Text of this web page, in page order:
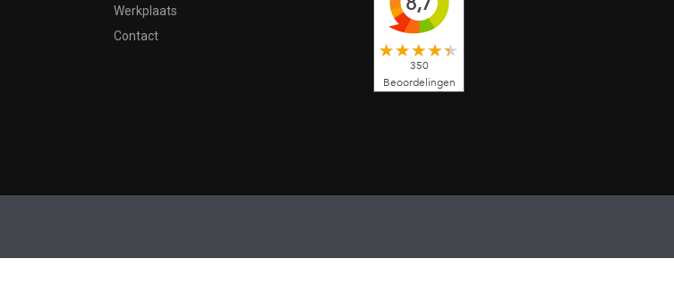
Werkplaats
Contact
350
Beoordelingen